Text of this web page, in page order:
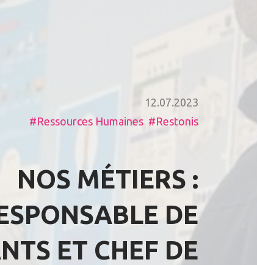
12.07.2023
Ressources Humaines
Restonis
NOS MÉTIERS :
DE
ET CHEF DE